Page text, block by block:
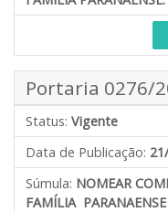
Portaria 0276/
Status: Vigente
Data de Publicação:
Súmula: NOMEAR
FAMÍLIA